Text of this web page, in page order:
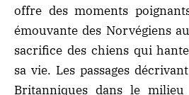
offre des moments
émouvante des Norvégiens
sacrifice des chiens qui
sa vie. Les passages
Britanniques dans le